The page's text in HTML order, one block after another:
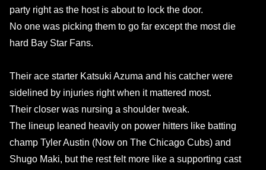
party right as the host is about to lock the door.
No one was picking them to go far except the most die
hard Bay Star Fans.
Their ace starter Katsuki Azuma and his catcher were
sidelined by injuries right when it mattered most.
Their closer was nursing a shoulder tweak.
The lineup leaned heavily on power hitters like batting
champ Tyler Austin (Now on The Chicago Cubs) and
Shugo Maki, but the rest felt more like a supporting cast